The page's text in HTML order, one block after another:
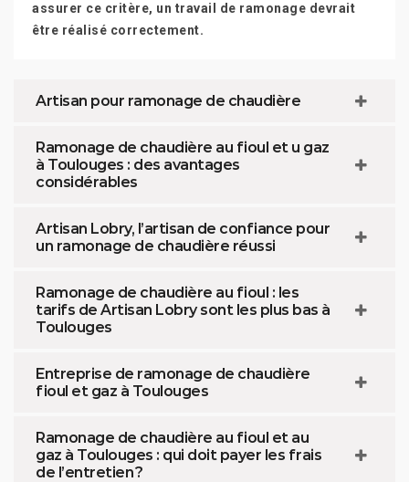
assurer ce critère, un travail de ramonage devrait
être réalisé correctement.
Artisan pour ramonage de chaudière
Ramonage de chaudière au fioul et u gaz
à Toulouges : des avantages
considérables
Artisan Lobry, l’artisan de confiance pour
un ramonage de chaudière réussi
Ramonage de chaudière au fioul : les
tarifs de Artisan Lobry sont les plus bas à
Toulouges
Entreprise de ramonage de chaudière
fioul et gaz à Toulouges
Ramonage de chaudière au fioul et au
gaz à Toulouges : qui doit payer les frais
de l’entretien ?